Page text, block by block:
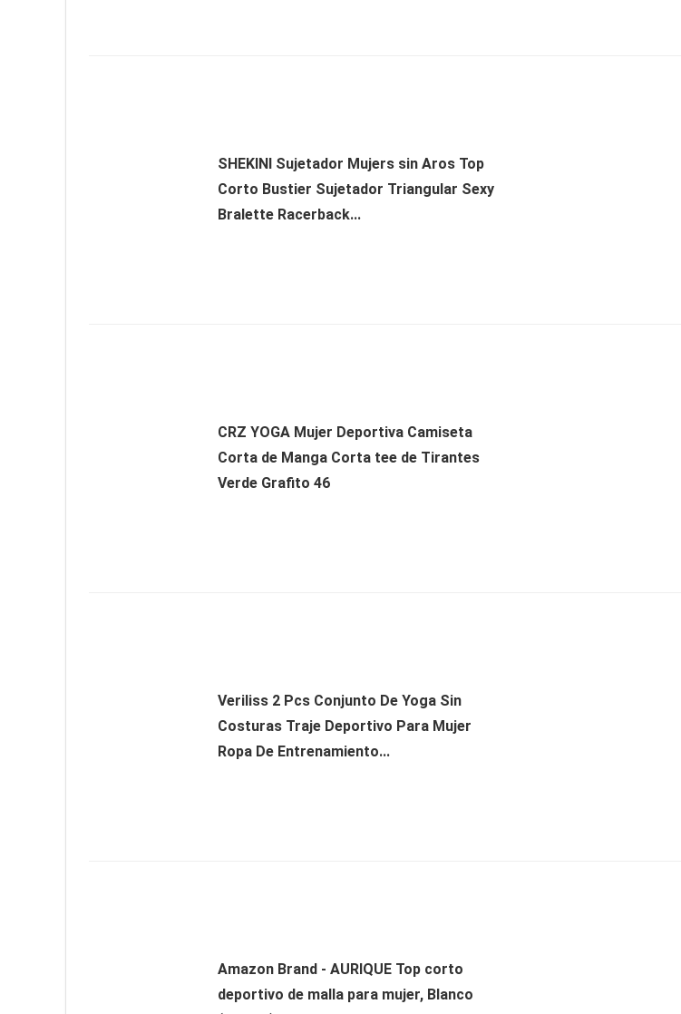
SHEKINI Sujetador Mujers sin Aros Top
Corto Bustier Sujetador Triangular Sexy
Bralette Racerback...
CRZ YOGA Mujer Deportiva Camiseta
Corta de Manga Corta tee de Tirantes
Verde Grafito 46
Veriliss 2 Pcs Conjunto De Yoga Sin
Costuras Traje Deportivo Para Mujer
Ropa De Entrenamiento...
Amazon Brand - AURIQUE Top corto
deportivo de malla para mujer, Blanco